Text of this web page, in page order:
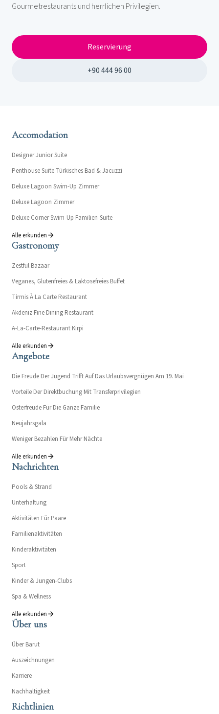
Gourmetrestaurants und herrlichen Privilegien.
Reservierung
+90 444 96 00
Accomodation
Designer Junior Suite
Penthouse Suite Türkisches Bad & Jacuzzi
Deluxe Lagoon Swim-Up Zimmer
Deluxe Lagoon Zimmer
Deluxe Corner Swim-Up Familien-Suite
Alle erkunden
Gastronomy
Zestful Bazaar
Veganes, Glutenfreies & Laktosefreies Buffet
Tirmis À La Carte Restaurant
Akdeniz Fine Dining Restaurant
A-La-Carte-Restaurant Kirpi
Alle erkunden
Angebote
Die Freude Der Jugend Trifft Auf Das Urlaubsvergnügen Am 19. Mai
Vorteile Der Direktbuchung Mit Transferprivilegien
Osterfreude Für Die Ganze Familie
Neujahrsgala
Weniger Bezahlen Für Mehr Nächte
Alle erkunden
Nachrichten
Pools & Strand
Unterhaltung
Aktivitäten Für Paare
Familienaktivitäten
Kinderaktivitäten
Sport
Kinder & Jungen-Clubs
Spa & Wellness
Alle erkunden
Über uns
Über Barut
Auszeichnungen
Karriere
Nachhaltigkeit
Richtlinien